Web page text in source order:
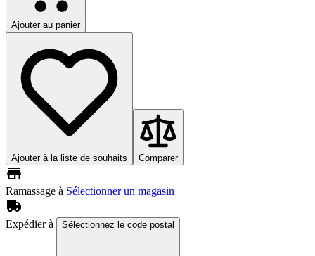
Ajouter au panier
Ajouter à la liste de souhaits Comparer
Ramassage à Sélectionner un magasin
Expédier à Sélectionnez le code postal